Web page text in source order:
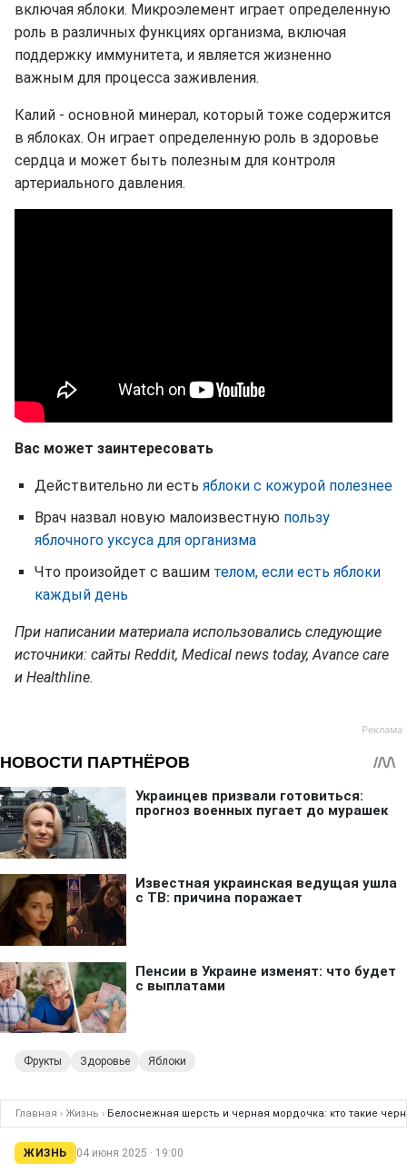
включая яблоки. Микроэлемент играет определенную
роль в различных функциях организма, включая
поддержку иммунитета, и является жизненно
важным для процесса заживления.
Калий - основной минерал, который тоже содержится
в яблоках. Он играет определенную роль в здоровье
сердца и может быть полезным для контроля
артериального давления.
Вас может заинтересовать
Действительно ли есть яблоки с кожурой полезнее
Врач назвал новую малоизвестную пользу
яблочного уксуса для организма
Что произойдет с вашим телом, если есть яблоки
каждый день
При написании материала использовались следующие
источники: сайты Reddit, Medical news today, Аvance care
и Healthline.
Фрукты Здоровье Яблоки
Главная › Жизнь › Белоснежная шерсть и черная мордочка: кто такие
ЖИЗНЬ 04 июня 2025 · 19:00